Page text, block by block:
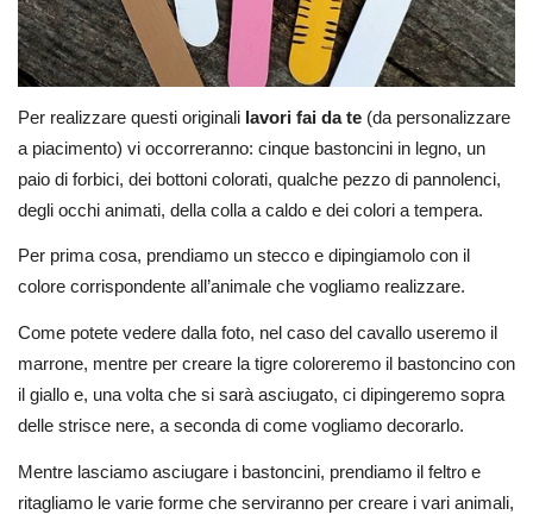
Per realizzare questi originali lavori fai da te (da personalizzare
a piacimento) vi occorreranno: cinque bastoncini in legno, un
paio di forbici, dei bottoni colorati, qualche pezzo di pannolenci,
degli occhi animati, della colla a caldo e dei colori a tempera.
Per prima cosa, prendiamo un stecco e dipingiamolo con il
colore corrispondente all’animale che vogliamo realizzare.
Come potete vedere dalla foto, nel caso del cavallo useremo il
marrone, mentre per creare la tigre coloreremo il bastoncino con
il giallo e, una volta che si sarà asciugato, ci dipingeremo sopra
delle strisce nere, a seconda di come vogliamo decorarlo.
Mentre lasciamo asciugare i bastoncini, prendiamo il feltro e
ritagliamo le varie forme che serviranno per creare i vari animali,